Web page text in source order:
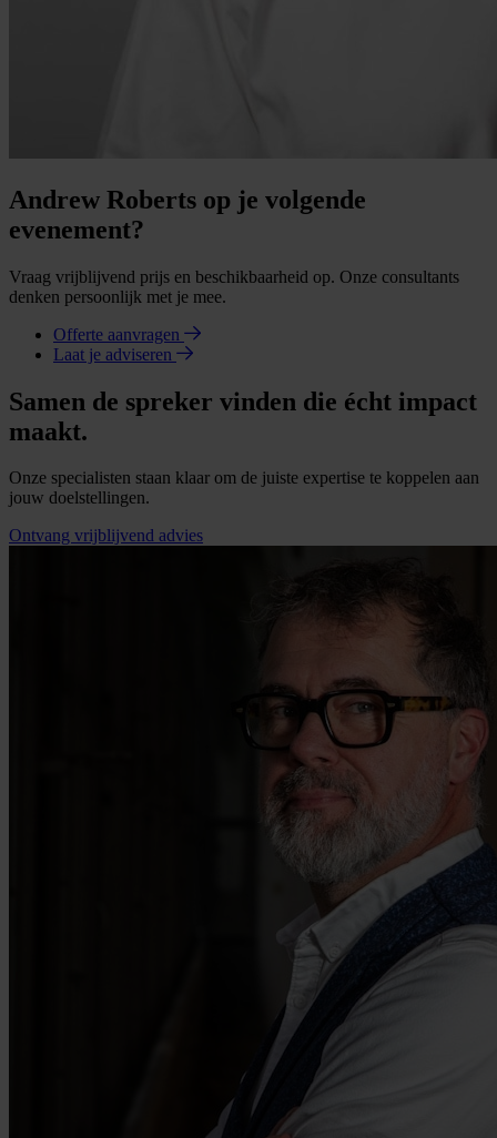
Andrew Roberts op je volgende
evenement?
Vraag vrijblijvend prijs en beschikbaarheid op. Onze consultants
denken persoonlijk met je mee.
Offerte aanvragen
Laat je adviseren
Samen de spreker vinden die écht impact
maakt.
Onze specialisten staan klaar om de juiste expertise te koppelen aan
jouw doelstellingen.
Ontvang vrijblijvend advies